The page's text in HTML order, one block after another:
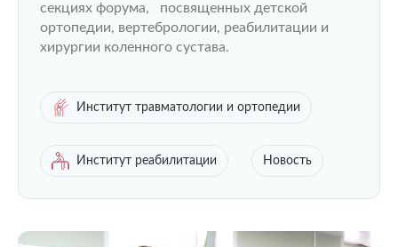
секциях форума, посвященных детской
ортопедии, вертебрологии, реабилитации и
хирургии коленного сустава.
Институт травматологии и ортопедии
Институт реабилитации Новость